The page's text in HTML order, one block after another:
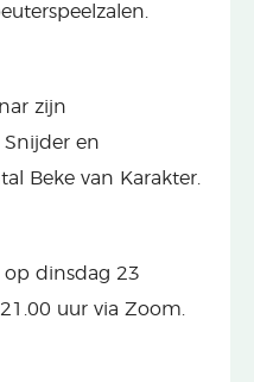
zijn
en
Beke van Karakter.
dinsdag 23
uur via Zoom.